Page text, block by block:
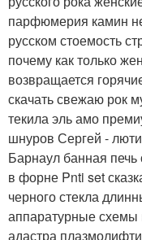
парфюмерия камин
русском стоемость
почему как только
возвращается
скачать свежаю рок
текила эль амо
шнуров Сергей -
Барнаул банная печь
в форне Pnti set
черного стекла
аппаратурные схемы
адастра